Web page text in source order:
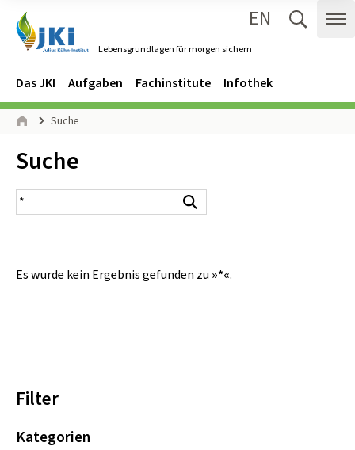
Lebensgrundlagen für morgen sichern
EN
Navigation
Hauptmenü
Das JKI Aufgaben Fachinstitute Infothek
Seitenpfad
Suche
Inhalt:
Suche
Suchergebnis
Es wurde kein Ergebnis gefunden zu »*«.
Filter
Kategorien